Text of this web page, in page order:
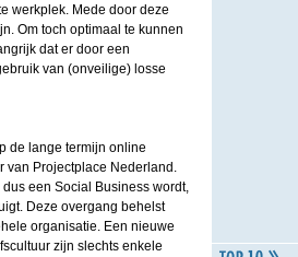
werkplek. Mede door deze
Om toch optimaal te kunnen
dat er door een
van (onveilige) losse
de lange termijn online
van Projectplace Nederland.
een Social Business wordt,
Deze overgang behelst
organisatie. Een nieuwe
zijn slechts enkele